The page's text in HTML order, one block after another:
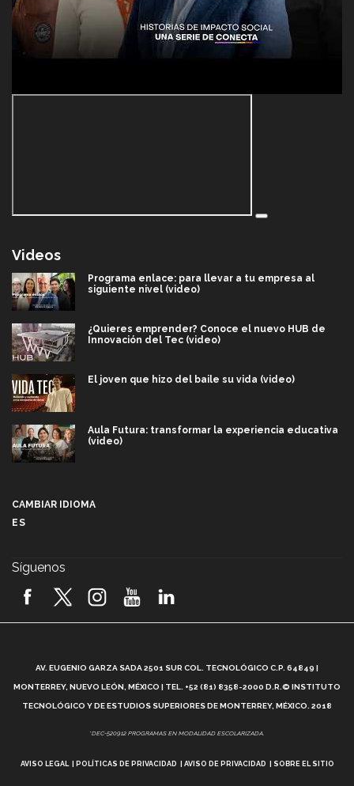
Videos
Programa enlace: para llevar a tu empresa al
siguiente nivel (video)
¿Quieres emprender? Conoce el nuevo HUB de
Innovación del Tec (video)
El joven que hizo del baile su vida (video)
Aula Futura: transformar la experiencia educativa
(video)
2026! (video)
¿Cómo es el Modelo Educativo Tec? (video)
Vida Tec: Feminismo e Inteligencia Artificial, Paola
CAMBIAR IDIOMA
ES
Síguenos
AV. EUGENIO GARZA SADA 2501 SUR COL. TECNOLÓGICO C.P. 64849 |
MONTERREY, NUEVO LEÓN, MÉXICO | TEL. +52 (81) 8358-2000 D.R.© INSTITUTO
TECNOLÓGICO Y DE ESTUDIOS SUPERIORES DE MONTERREY, MÉXICO. 2018
*DEC-520912 PROGRAMAS EN MODALIDAD ESCOLARIZADA.
AVISO LEGAL POLÍTICAS DE PRIVACIDAD AVISO DE PRIVACIDAD SOBRE EL SITIO